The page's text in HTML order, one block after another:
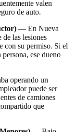
valen
de auto.
— En Nueva
las lesiones
con su permiso. Si el
ese dueno
operando un
puede ser
de camiones
que